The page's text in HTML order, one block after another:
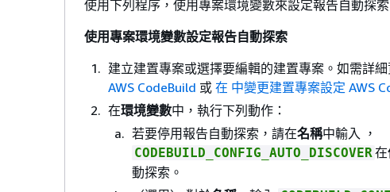
使用下列程序，使用專案環境變數來設定報告自動探索
使用專案環境變數設定報告自動探索
建立建置專案或選擇要編輯的建置專案。如需詳
AWS CodeBuild 或 在 中變更建置專案設定 AWS
在環境變數中，執行下列動作：
若要停用報告自動探索，請在名稱中輸入 ，
CODEBUILD_CONFIG_AUTO_DISCOVER在
動探索。